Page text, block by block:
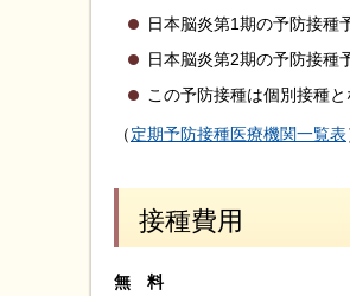
日本脳炎第1期の予防接種
日本脳炎第2期の予防接種
この予防接種は個別接種
（定期予防接種医療機関一覧表
接種費用
無 料